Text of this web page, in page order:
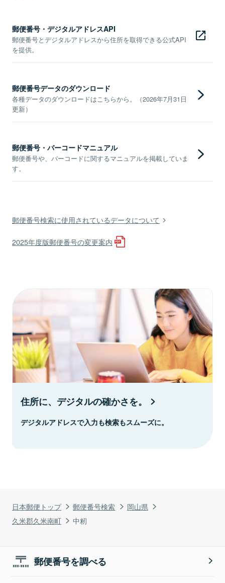
日本郵便トップ 郵便番号検索
岡山県
久米郡久米南町
中籾
郵便番号・デジタルアドレスAPI
郵便番号とデジタルアドレスから住所を取得できる公式API
を提供。
郵便番号データのダウンロード
各種データのダウンロードはこちらから。（2026年7月31日
更新）
郵便番号・バーコードマニュアル
郵便番号や、バーコードに関するマニュアルを掲載していま
す。
郵便番号検索に使用されているデータについて
2025年度版郵便番号の変更案内
住所に、デジタルの確かさを。
デジタルアドレスで入力も検索もスムーズに。
郵便番号を調べる